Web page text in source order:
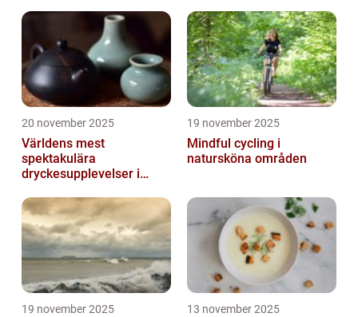
20 november 2025
Världens mest
spektakulära
dryckesupplevelser i
19 november 2025
Mindful cycling i
natursköna områden
19 november 2025 13 november 2025